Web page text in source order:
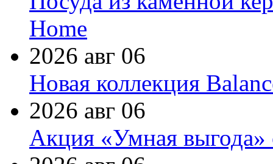
Home
2026 авг 06
Новая коллекция
2026 авг 06
Акция «Умная выгода»